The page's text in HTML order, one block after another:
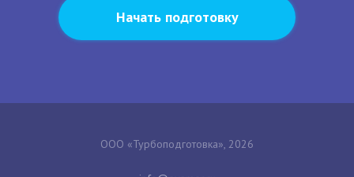
Начать подготовку
ООО «Турбоподготовка», 2026